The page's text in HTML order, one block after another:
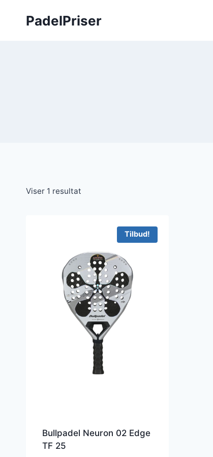
PadelPriser
Viser 1 resultat
Tilbud!
Bullpadel Neuron 02 Edge
TF 25